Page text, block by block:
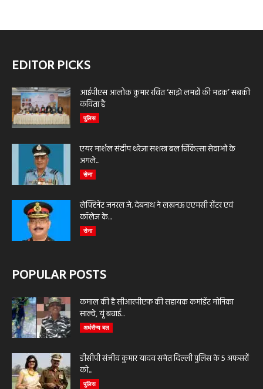
EDITOR PICKS
आईपीएस आलोक कुमार रचित ‘साझे लमहों की महक’ सबकी
कविता है
पुलिस
एयर मार्शल संदीप थरेजा सशस्त्र बल चिकित्सा सेवाओं के
अगले...
सेना
लेफ्टिनेंट जनरल जे. देबनाथ ने लखनऊ एएमसी सेंटर एवं
कॉलेज के...
सेना
POPULAR POSTS
कमाल की है सीआरपीएफ की सहायक कमांडेंट मोनिका
साल्वे, यूं बचाई...
अर्धसैन्य बल
डीसीपी संजीव कुमार यादव समेत दिल्ली पुलिस के 5 अफसरों
को...
पुलिस